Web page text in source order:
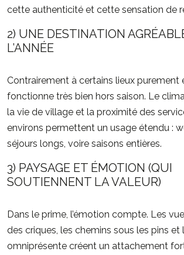
cette authenticité et cette sensation de
2) UNE DESTINATION
L’ANNÉE
Contrairement à certains lieux purement
fonctionne très bien hors saison. Le
la vie de village et la proximité des
environs permettent un usage étendu :
séjours longs, voire saisons entières.
3) PAYSAGE ET ÉMOTION (QUI
SOUTIENNENT LA VALEUR)
Dans le prime, l’émotion compte. Les
des criques, les chemins sous les pins et
omniprésente créent un attachement